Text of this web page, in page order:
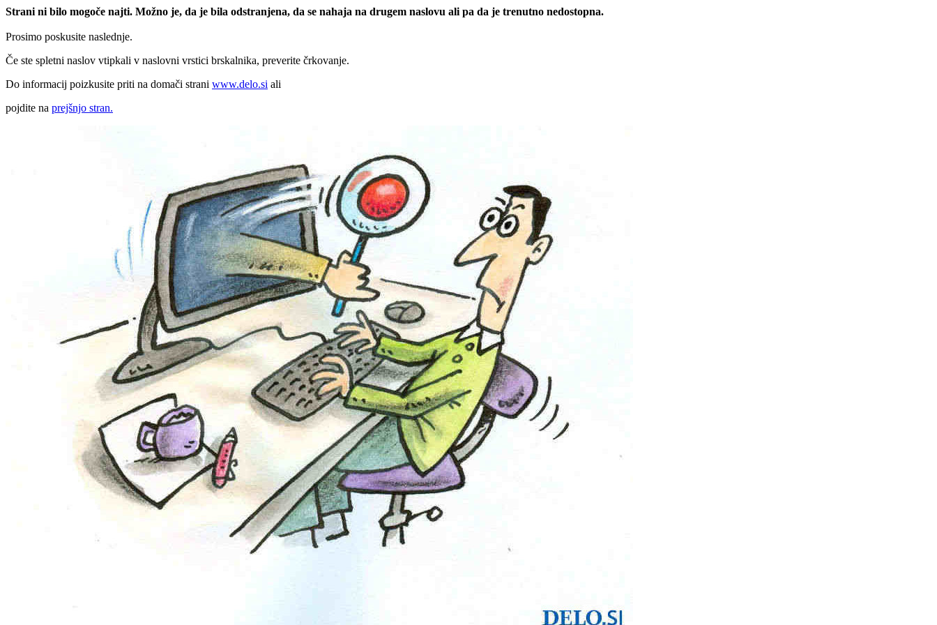
Strani ni bilo mogoče najti. Možno je, da je bila odstranjena, da se nahaja na drugem naslovu ali pa da je trenutno nedostopna.
Prosimo poskusite naslednje.
Če ste spletni naslov vtipkali v naslovni vrstici brskalnika, preverite črkovanje.
Do informacij poizkusite priti na domači strani www.delo.si ali
pojdite na prejšnjo stran.